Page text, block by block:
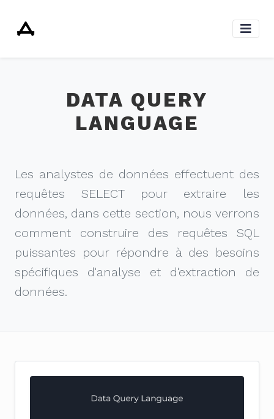
DATA QUERY
LANGUAGE
Les analystes de données effectuent des
requêtes SELECT pour extraire les
données, dans cette section, nous verrons
comment construire des requêtes SQL
puissantes pour répondre à des besoins
spécifiques d'analyse et d'extraction de
données.